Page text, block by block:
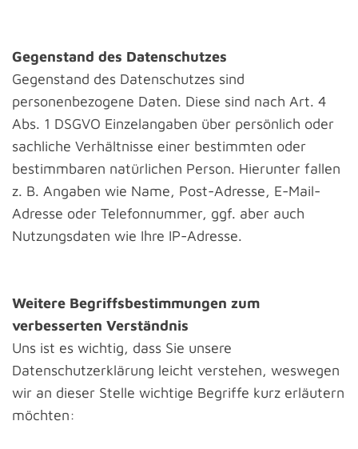
Gegenstand des Datenschutzes
Gegenstand des Datenschutzes sind
personenbezogene Daten. Diese sind nach Art. 4
Abs. 1 DSGVO Einzelangaben über persönlich oder
sachliche Verhältnisse einer bestimmten oder
bestimmbaren natürlichen Person. Hierunter fallen
z. B. Angaben wie Name, Post-Adresse, E-Mail-
Adresse oder Telefonnummer, ggf. aber auch
Nutzungsdaten wie Ihre IP-Adresse.
Weitere Begriffsbestimmungen zum
verbesserten Verständnis
Uns ist es wichtig, dass Sie unsere
Datenschutzerklärung leicht verstehen, weswegen
wir an dieser Stelle wichtige Begriffe kurz erläutern
möchten: